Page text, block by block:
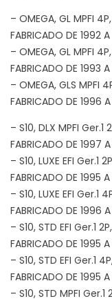
– OMEGA, GL MPFI
FABRICADO DE 1992
– OMEGA, GL MPFI
FABRICADO DE 1993
– OMEGA, GLS MPFI
FABRICADO DE 1996
– S10, DLX MPFI
FABRICADO DE 1997
– S10, LUXE EFI
FABRICADO DE 1995
– S10, LUXE EFI
FABRICADO DE 1996
– S10, STD EFI Ger.1
FABRICADO DE 1995
– S10, STD EFI Ger.1
FABRICADO DE 1995
– S10, STD MPFI